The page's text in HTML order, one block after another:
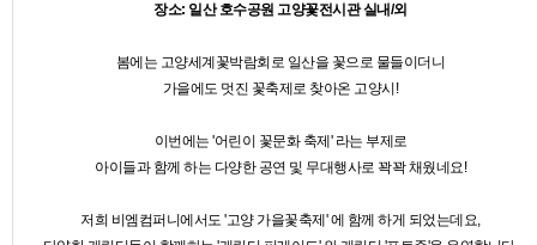
장소: 일산 호수공원 고양꽃전시관 실내/외
봄에는 고양세계꽃박람회로 일산을 꽃으로 물들이더니
가을에도 멋진 꽃축제로 찾아온 고양시!
이번에는 '어린이 꽃문화 축제' 라는 부제로
아이들과 함께 하는 다양한 공연 및 무대행사로 꽉꽉 채웠네요!
저희 비엠컴퍼니에서도 '고양 가을꽃축제' 에 함께 하게 되었는데요,